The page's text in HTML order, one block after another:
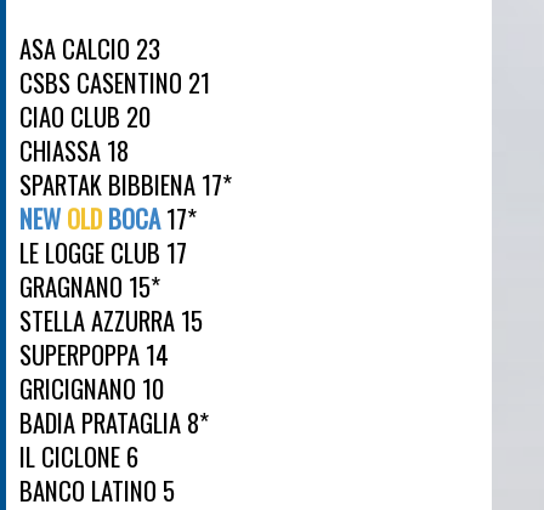
ASA CALCIO 23
CSBS CASENTINO 21
CIAO CLUB 20
CHIASSA 18
SPARTAK BIBBIENA 17*
NEW OLD BOCA17*
LE LOGGE CLUB 17
GRAGNANO 15*
STELLA AZZURRA 15
SUPERPOPPA 14
GRICIGNANO 10
BADIA PRATAGLIA 8*
IL CICLONE 6
BANCO LATINO 5